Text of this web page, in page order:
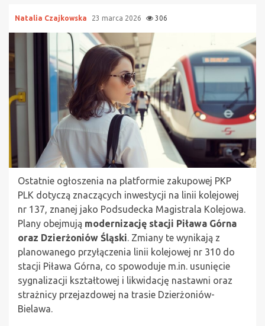
Natalia Czajkowska 23 marca 2026 306
Ostatnie ogłoszenia na platformie zakupowej PKP
PLK dotyczą znaczących inwestycji na linii kolejowej
nr 137, znanej jako Podsudecka Magistrala Kolejowa.
Plany obejmują modernizację stacji Piława Górna
oraz Dzierżoniów Śląski. Zmiany te wynikają z
planowanego przyłączenia linii kolejowej nr 310 do
stacji Piława Górna, co spowoduje m.in. usunięcie
sygnalizacji kształtowej i likwidację nastawni oraz
strażnicy przejazdowej na trasie Dzierżoniów-
Bielawa.